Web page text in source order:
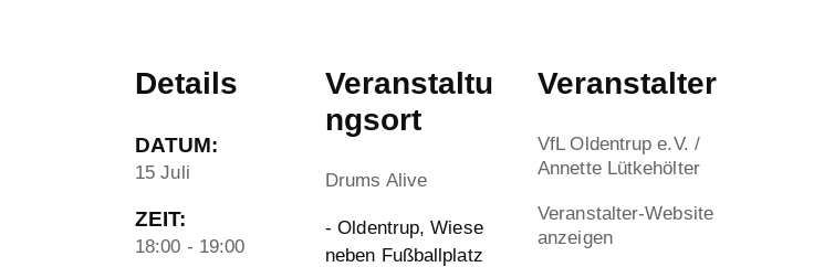
Details
DATUM:
15 Juli
ZEIT:
18:00 - 19:00
Veranstaltu
ngsort
Drums Alive
- Oldentrup, Wiese
neben Fußballplatz
Veranstalter
VfL Oldentrup e.V. /
Annette Lütkehölter
Veranstalter-Website
anzeigen